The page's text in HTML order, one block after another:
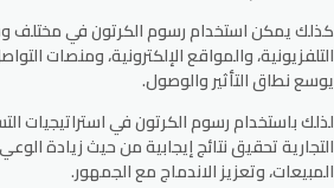
كذلك يمكن استخدام رسوم الكرتون في مختلف
التلفزيونية، والمواقع الإلكترونية، ومنصات
يوسع نطاق التأثير والوصول.
لذلك باستخدام رسوم الكرتون في استراتيجيات
التجارية تحقيق نتائج إيجابية من حيث زيادة الوعي
المبيعات، وتعزيز الاندماج مع الجمهور.